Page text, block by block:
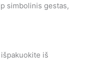
simbolinis gestas,
iš